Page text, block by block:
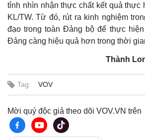
tỉnh nhìn nhận thực chất kết quả thực
KL/TW. Từ đó, rút ra kinh nghiệm
đạo trong toàn Đảng bộ để thực
Đảng càng hiệu quả hơn trong thời
Thành
Tag: VOV
Mời quý độc giả theo dõi VOV.VN trên